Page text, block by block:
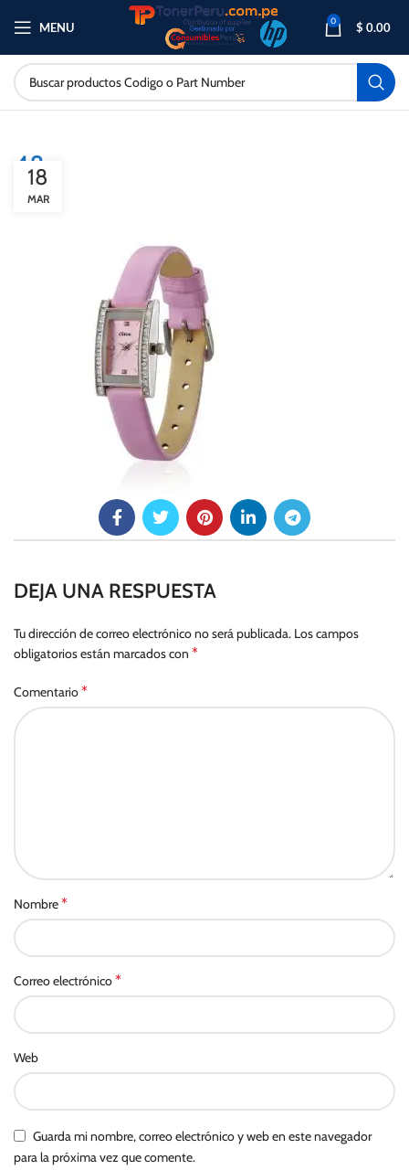
MENU 0 $ 0.00
48
18
MAR
DEJA UNA RESPUESTA
Tu dirección de correo electrónico no será publicada. Los campos
obligatorios están marcados con *
Comentario*
Nombre*
Correo electrónico*
Web
Guarda mi nombre, correo electrónico y web en este navegador
para la próxima vez que comente.